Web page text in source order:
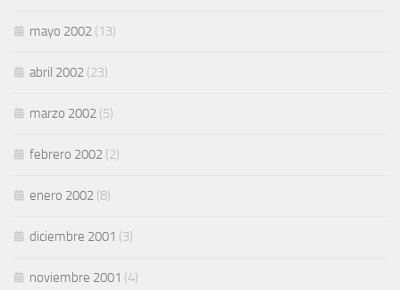
mayo 2002 (13)
abril 2002 (23)
marzo 2002 (5)
febrero 2002 (2)
enero 2002 (8)
diciembre 2001 (3)
noviembre 2001 (4)